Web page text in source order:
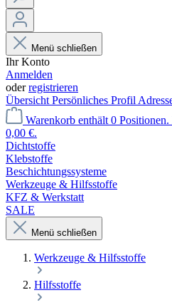
Menü schließen
Ihr Konto
Anmelden
oderregistrieren
Übersicht Persönliches Profil
Warenkorb enthält 0
0,00 €.
Dichtstoffe
Klebstoffe
Beschichtungssysteme
Werkzeuge & Hilfsstoffe
KFZ & Werkstatt
SALE
Menü schließen
Werkzeuge & Hilfsstoffe
Hilfsstoffe